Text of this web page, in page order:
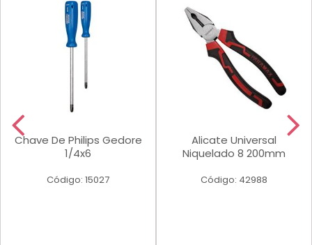
Chave De Philips Gedore
1/4x6
Código: 15027
Alicate Universal
Niquelado 8 200mm
Código: 42988